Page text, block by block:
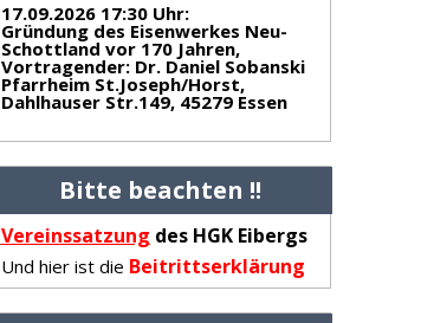
17.09.2026 17:30 Uhr:
Gründung des Eisenwerkes Neu-
Schottland vor 170 Jahren,
Vortragender: Dr. Daniel Sobanski
Pfarrheim St.Joseph/Horst,
Dahlhauser Str.149, 45279 Essen
Bitte beachten !!
Vereinssatzung des HGK Eibergs
Und hier ist die Beitrittserklärung